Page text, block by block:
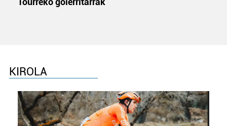
datuen atalean. Edozein unetan alda edo ken dezakezu
zerbitzuak hobetzeko asmoz, cookie teknologiaz
baliatzen gara. Ohar hau onartuz gero, teknologia hori
erabiltzeko baimen esplizitua ematen diguzu.Gehiago
irakurri
KIROLA